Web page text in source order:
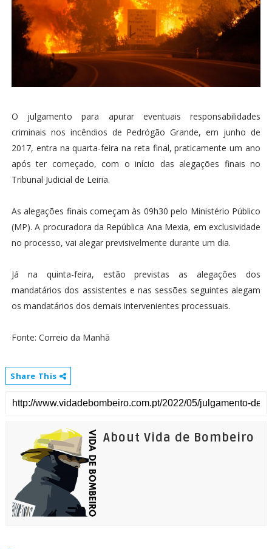
O julgamento para apurar eventuais responsabilidades
criminais nos incêndios de Pedrógão Grande, em junho de
2017, entra na quarta-feira na reta final, praticamente um ano
após ter começado, com o início das alegações finais no
Tribunal Judicial de Leiria.
As alegações finais começam às 09h30 pelo Ministério Público
(MP). A procuradora da República Ana Mexia, em exclusividade
no processo, vai alegar previsivelmente durante um dia.
Já na quinta-feira, estão previstas as alegações dos
mandatários dos assistentes e nas sessões seguintes alegam
os mandatários dos demais intervenientes processuais.
Fonte: Correio da Manhã
Share This
About Vida de Bombeiro